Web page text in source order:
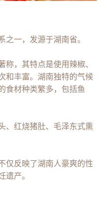
之一，发源于湖南省。
称，其特点是使用辣椒、
和丰富。湖南独特的气候
食材种类繁多，包括鱼
、红烧猪肚、毛泽东式熏
仅反映了湖南人豪爽的性
遗产。